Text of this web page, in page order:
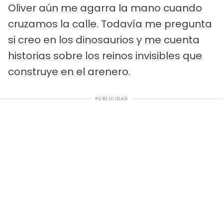
Oliver aún me agarra la mano cuando
cruzamos la calle. Todavía me pregunta
si creo en los dinosaurios y me cuenta
historias sobre los reinos invisibles que
construye en el arenero.
PUBLICIDAD